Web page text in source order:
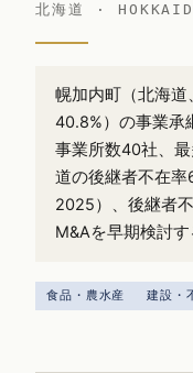
北海道 ·
幌加内町（北海道
40.8%）の事業承
事業所数40社、
道の後継者不在率
2025）、後継者
M&Aを早期検討す
食品・農水産 建設・